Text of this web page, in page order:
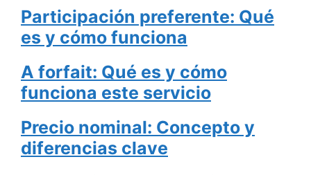
Participación preferente: Qué
es y cómo funciona
A forfait: Qué es y cómo
funciona este servicio
Precio nominal: Concepto y
diferencias clave